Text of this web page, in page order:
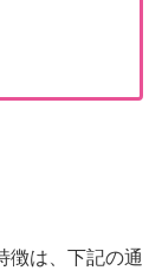
徴は、下記の通